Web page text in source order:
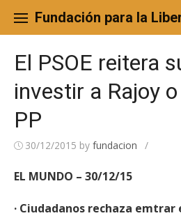
content
Fundación para la
El PSOE reitera
investir a Rajoy
PP
30/12/2015 by fundacion /
EL MUNDO – 30/12/15
· Ciudadanos rechaza